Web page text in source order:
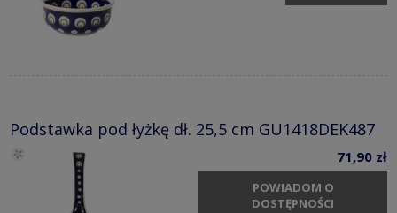
Podstawka pod łyżkę dł. 25,5 cm GU1418DEK487
71,90 zł
POWIADOM O
DOSTĘPNOŚCI